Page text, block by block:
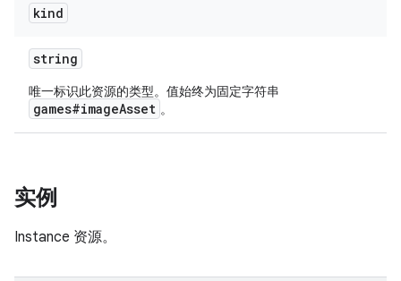
kind
string
唯一标识此资源的类型。值始终为固定字符串
games#imageAsset 。
实例
Instance 资源。